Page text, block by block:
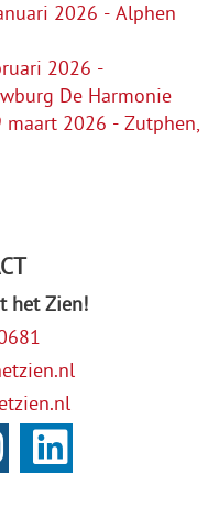
2026 - Alphen
2026 -
De Harmonie
maart 2026 - Zutphen,
het Zien!